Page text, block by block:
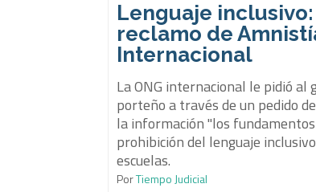
Lenguaje inclusivo:
reclamo de
Internacional
La ONG internacional le pidió al
porteño a través de un pedido
la información "los
prohibición del lenguaje
escuelas.
PorTiempo Judicial